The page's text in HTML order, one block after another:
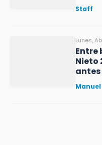
Staff
Lunes,
Entre
Nieto